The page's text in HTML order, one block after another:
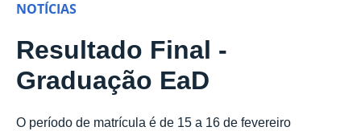
NOTÍCIAS
Resultado Final -
Graduação EaD
O período de matrícula é de 15 a 16 de fevereiro